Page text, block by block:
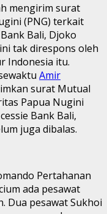
mengirim surat
(PNG) terkait
Bali, Djoko
tak direspons oleh
Indonesia itu.
Amir
surat Mutual
Papua Nugini
Bank Bali,
juga dibalas.
Pertahanan
ada pesawat
Dua pesawat Sukhoi